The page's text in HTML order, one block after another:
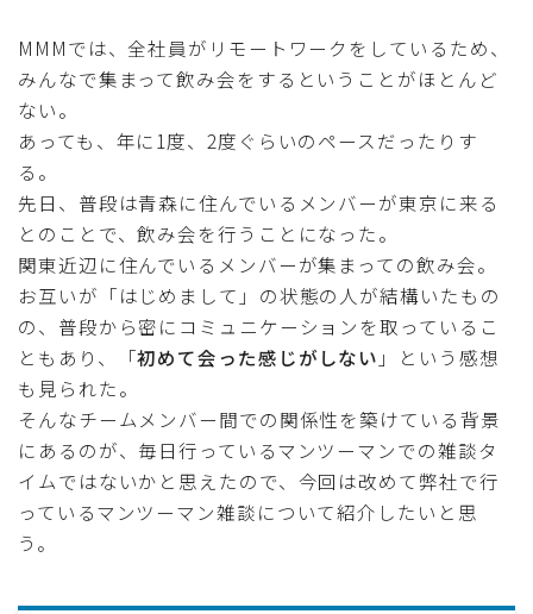
採用
公式ページ
MMMでは、全社員がリモートワークをしているため、
みんなで集まって飲み会をするということがほとんど
ない。
あっても、年に1度、2度ぐらいのペースだったりす
る。
先日、普段は青森に住んでいるメンバーが東京に来る
とのことで、飲み会を行うことになった。
関東近辺に住んでいるメンバーが集まっての飲み会。
お互いが「はじめまして」の状態の人が結構いたもの
の、普段から密にコミュニケーションを取っているこ
ともあり、「初めて会った感じがしない 」という感想
も見られた。
そんなチームメンバー間での関係性を築けている背景
にあるのが、毎日行っているマンツーマンでの雑談タ
イムではないかと思えたので、今回は改めて弊社で行
っているマンツーマン雑談について紹介したいと思
う。